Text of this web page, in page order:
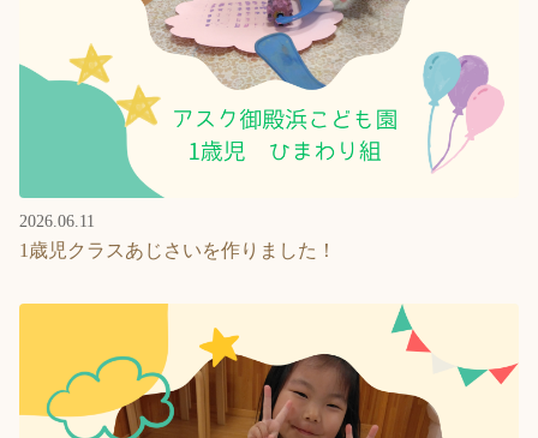
2026.06.11
1歳児クラスあじさいを作りました！